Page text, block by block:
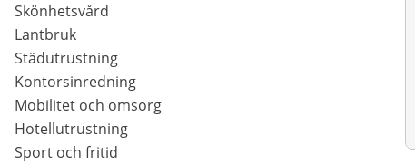
Skönhetsvård
Lantbruk
Städutrustning
Kontorsinredning
Mobilitet och omsorg
Hotellutrustning
Sport och fritid